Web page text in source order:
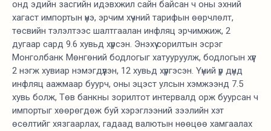
онд эдийн засгийн идэвхжил сайн байсан ч оны эхний
хагаст импортын үнэ, эрчим хүчний тарифын өөрчлөлт,
төсвийн тэлэлтээс шалтгаалан инфляц эрчимжиж, 2
дугаар сард 9.6 хувьд хүрсэн. Энэхүү сорилтын эсрэг
Монголбанк Мөнгөний бодлогыг хатууруулж, бодлогын хүүг
2 нэгж хувиар нэмэгдүүлэн, 12 хувьд хүргэсэн. Үүний үр дүнд
инфляц аажмаар буурч, оны эцэст улсын хэмжээнд 7.5
хувь болж, Төв банкны зорилтот интервалд орж буурсан ч
импортыг хөөрөгдөж буй хэрэглээний зээлийн хэт
өсөлтийг хязгаарлах, гадаад валютын нөөцөө хамгаалах